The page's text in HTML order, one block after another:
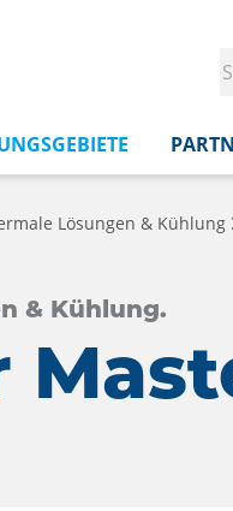
Lösungen & Kühlung
& Kühlung.